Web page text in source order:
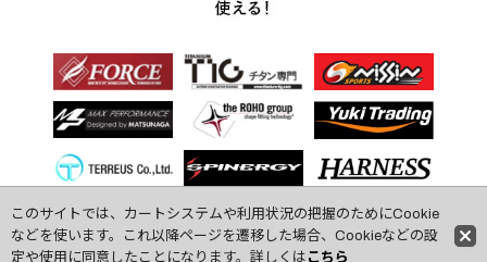
このサイトでは、カートシステムや利用状況の把握のためにCookie
などを使います。これ以降ページを遷移した場合、Cookieなどの設
定や使用に同意したことになります。詳しくは こちら